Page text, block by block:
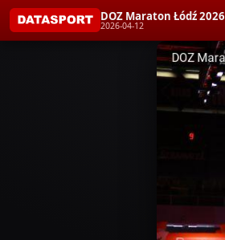
DOZ Maraton Łódź 2026
2026-04-12